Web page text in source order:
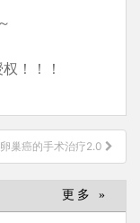
！！！
卵巢癌的手术治疗2.0
更多 »